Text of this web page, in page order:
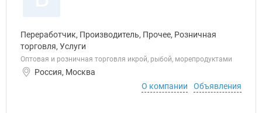
Переработчик, Производитель, Прочее, Розничная
торговля, Услуги
Оптовая и розничная торговля икрой, рыбой, морепродуктами
Россия, Москва
О компании
Объявления